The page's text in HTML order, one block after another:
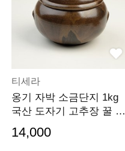
티세라
옹기 자박 소금단지 1kg
국산 도자기 고추장 꿀 항
14,000